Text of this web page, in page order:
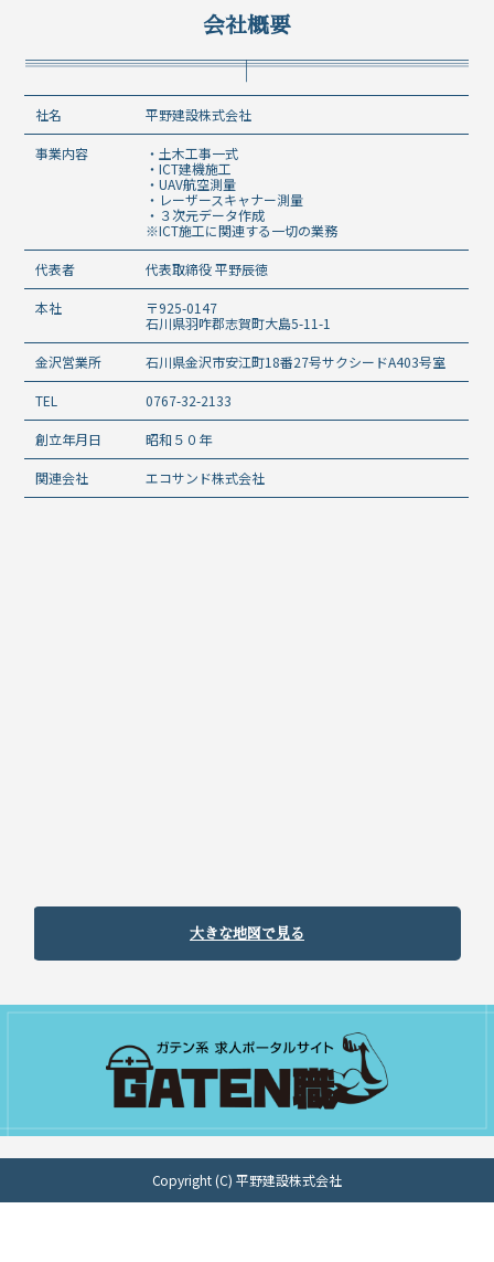
会社概要
社名 平野建設株式会社
事業内容
・土木工事一式
・ICT建機施工
・UAV航空測量
・レーザースキャナー測量
・３次元データ作成
※ICT施工に関連する一切の業務
代表者 代表取締役 平野辰徳
本社
〒925-0147
石川県羽咋郡志賀町大島5-11-1
金沢営業所 石川県金沢市安江町18番27号サクシードA403号室
TEL 0767-32-2133
創立年月日 昭和５０年
関連会社 エコサンド株式会社
大きな地図で見る
Copyright (C) 平野建設株式会社